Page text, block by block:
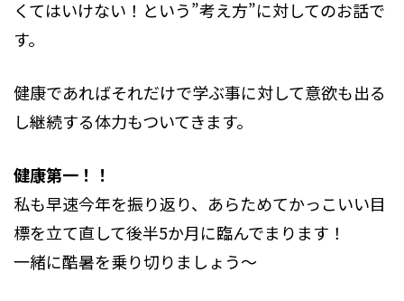
くてはいけない！という”考え方”に対してのお話で
す。
健康であればそれだけで学ぶ事に対して意欲も出る
し継続する体力もついてきます。
健康第一！！
私も早速今年を振り返り、あらためてかっこいい目
標を立て直して後半5か月に臨んでまります！
一緒に酷暑を乗り切りましょう～